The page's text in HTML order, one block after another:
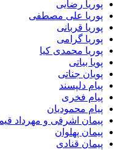
پوریا رضایی
پوریا علی مصطفی
پوریا قربانی
پوریا گرامی
پوریا محمدی کیا
پویا بیاتی
پویان جناتی
پیام دلپسند
پیام فخری
پیام محمودیان
پیمان اشرفی و مهرداد قیمنی
پیمان پهلوان
پیمان قنادی